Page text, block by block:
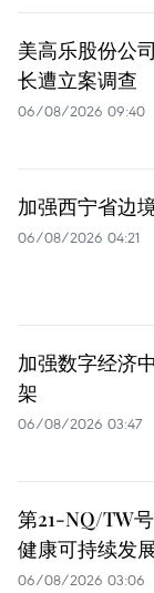
美高乐股份公
长遭立案调查
06/08/2026 09:40
加强西宁省边
06/08/2026 04:21
加强数字经济
架
06/08/2026 03:47
第21-NQ/TW
健康可持续发
06/08/2026 03:06